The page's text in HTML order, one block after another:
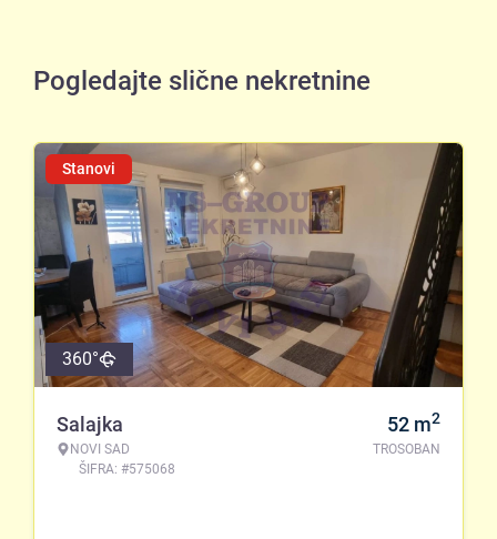
Pogledajte slične nekretnine
Stanovi
360°
Salajka
NOVI SAD
ŠIFRA: #575068
52 m2
TROSOBAN